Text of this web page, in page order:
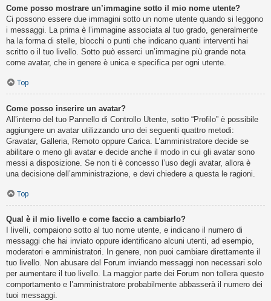
Come posso mostrare un’immagine sotto il mio nome utente?
Ci possono essere due immagini sotto un nome utente quando si leggono
i messaggi. La prima è l’immagine associata al tuo grado, generalmente
ha la forma di stelle, blocchi o punti che indicano quanti interventi hai
scritto o il tuo livello. Sotto può esserci un’immagine più grande nota
come avatar, che in genere è unica e specifica per ogni utente.
Top
Come posso inserire un avatar?
All’interno del tuo Pannello di Controllo Utente, sotto “Profilo” è possibile
aggiungere un avatar utilizzando uno dei seguenti quattro metodi:
Gravatar, Galleria, Remoto oppure Carica. L’amministratore decide se
abilitare o meno gli avatar e decide anche il modo in cui gli avatar sono
messi a disposizione. Se non ti è concesso l’uso degli avatar, allora è
una decisione dell’amministrazione, e devi chiedere a questa le ragioni.
Top
Qual è il mio livello e come faccio a cambiarlo?
I livelli, compaiono sotto al tuo nome utente, e indicano il numero di
messaggi che hai inviato oppure identificano alcuni utenti, ad esempio,
moderatori e amministratori. In genere, non puoi cambiare direttamente il
tuo livello. Non abusare del Forum inviando messaggi non necessari solo
per aumentare il tuo livello. La maggior parte dei Forum non tollera questo
comportamento e l’amministratore probabilmente abbasserà il numero dei
tuoi messaggi.